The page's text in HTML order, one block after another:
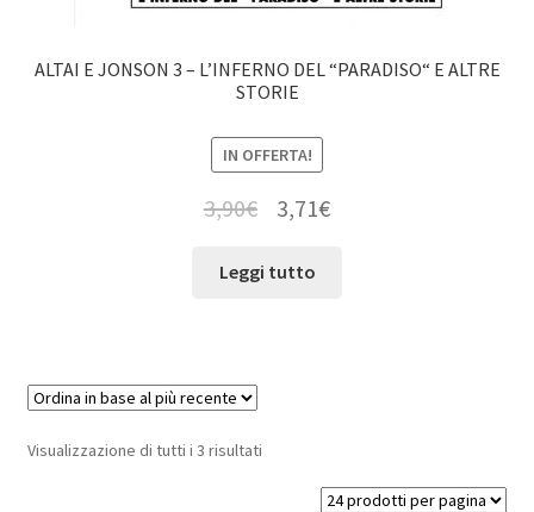
ALTAI E JONSON 3 – L’INFERNO DEL “PARADISO“ E ALTRE
STORIE
IN OFFERTA!
3,90€ 3,71€
Leggi tutto
Visualizzazione di tutti i 3 risultati